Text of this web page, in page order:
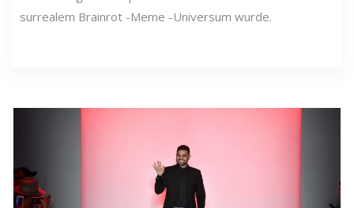
surrealem Brainrot -Meme -Universum wurde.